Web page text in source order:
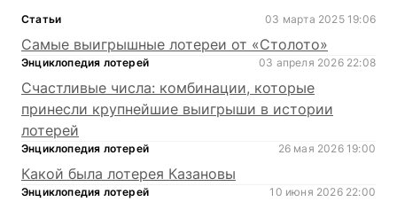
Статьи 03 марта 2025 19:06
Самые выигрышные лотереи от «Столото»
Энциклопедия лотерей 03 апреля 2026 22:08
Счастливые числа: комбинации, которые
принесли крупнейшие выигрыши в истории
лотерей
Энциклопедия лотерей 26 мая 2026 19:00
Какой была лотерея Казановы
Энциклопедия лотерей 10 июня 2026 22:00